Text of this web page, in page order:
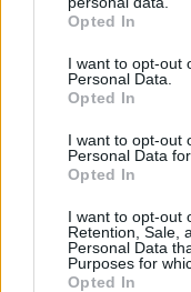
grant or deny
use your data for
consent section.
Opted In
I want to opt-out
Personal Data.
Opted In
I want to opt-out
Personal Data
Opted In
I want to opt-out
Retention, Sale,
Personal Data
Purposes for
Opted In
ξεκινά η Βουλή
Οικονόμου: Ο
στις εκλογές
Με την τσάντα
Δείτε βίντεο